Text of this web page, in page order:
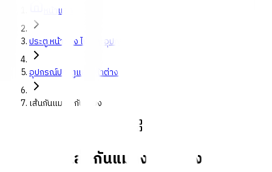
หน้าแรก
ประตู หน้าต่าง ไม้ และอุปกรณ์
อุปกรณ์ประตูและหน้าต่าง
เส้นกันแมลง กันเสียง
เส้นกันแมลง กันเสียง